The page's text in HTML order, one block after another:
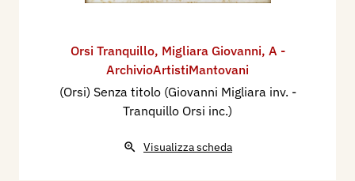
Orsi Tranquillo, Migliara Giovanni, A -
ArchivioArtistiMantovani
(Orsi) Senza titolo (Giovanni Migliara inv. -
Tranquillo Orsi inc.)
Visualizza scheda